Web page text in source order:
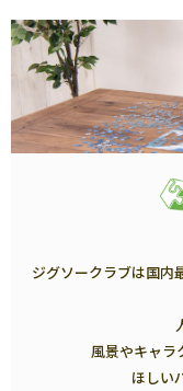
ジグソークラブは国内
風景やキャラ
ほしい